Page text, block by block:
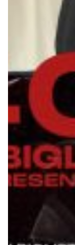
Summer Sale
Accessori
Party
Outlet
Helan x Genoa
Isolani x Genoa